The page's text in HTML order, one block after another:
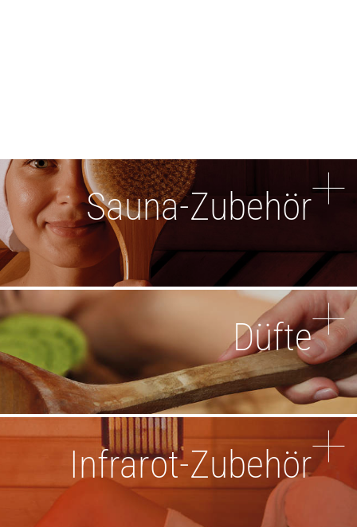
Sauna-Zubehör
Düfte
Infrarot-Zubehör